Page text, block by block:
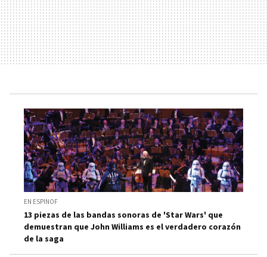
EN ESPINOF
13 piezas de las bandas sonoras de 'Star Wars' que
demuestran que John Williams es el verdadero corazón
de la saga